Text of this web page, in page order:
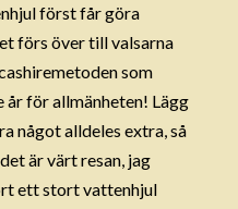
först får göra
förs över till valsarna
som
år för allmänheten! Lägg
något alldeles extra, så
är värt resan, jag
ett stort vattenhjul